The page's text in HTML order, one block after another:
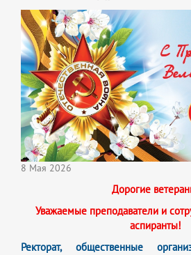
8 Мая 2026
Дорогие
Уважаемые преподаватели и
аспиранты!
Ректорат, общественные